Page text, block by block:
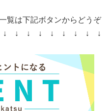
覧は下記ボタンからどうぞ
↓ ↓ ↓ ↓ ↓ ↓ ↓ ↓